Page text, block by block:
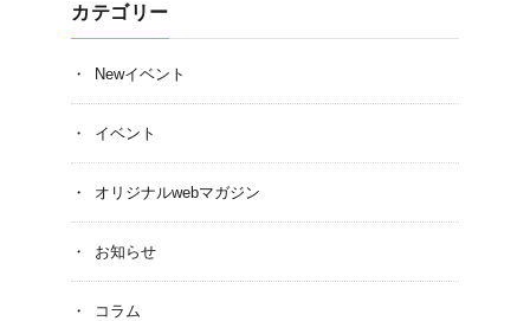
カテゴリー
Newイベント
イベント
オリジナルwebマガジン
お知らせ
コラム